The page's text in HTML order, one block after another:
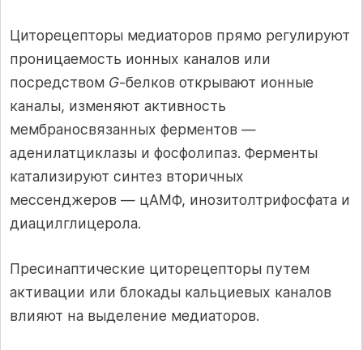
Циторецепторы медиаторов прямо регулируют
проницаемость ионных каналов или
посредством G-белков открывают ионные
каналы, изменяют активность
мембраносвязанных ферментов —
аденилатциклазы и фосфолипаз. Ферменты
катализируют синтез вторичных
мессенджеров — цАМФ, инозитолтрифосфата и
диацилглицерола.
Пресинаптические циторецепторы путем
активации или блокады кальциевых каналов
влияют на выделение медиаторов.